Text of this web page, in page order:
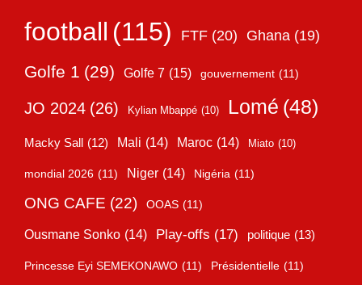
football (115) FTF (20) Ghana (19)
Golfe 1 (29) Golfe 7 (15) gouvernement (11)
JO 2024 (26) Kylian Mbappé (10) Lomé (48)
Macky Sall (12) Mali (14) Maroc (14) Miato (10)
mondial 2026 (11) Niger (14) Nigéria (11)
ONG CAFE (22) OOAS (11)
Ousmane Sonko (14) Play-offs (17) politique (13)
Princesse Eyi SEMEKONAWO (11) Présidentielle (11)